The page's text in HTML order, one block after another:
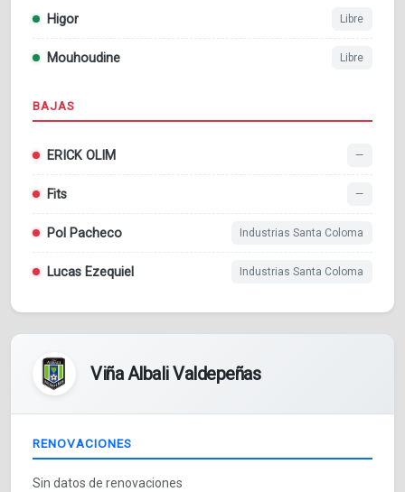
Higor Libre
Mouhoudine Libre
BAJAS
ERICK OLIM —
Fits —
Pol Pacheco Industrias Santa Coloma
Lucas Ezequiel Industrias Santa Coloma
Viña Albali Valdepeñas
RENOVACIONES
Sin datos de renovaciones